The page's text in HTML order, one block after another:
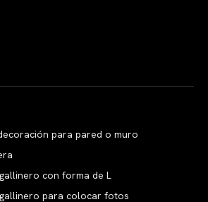
para pared o muro
con forma de L
para colocar fotos